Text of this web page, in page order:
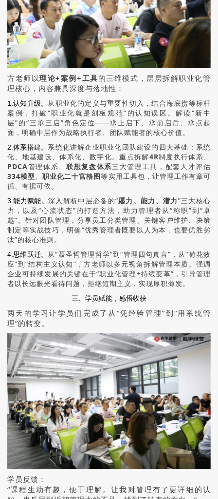
方老师以理论+案例+工具的三维模式，层层拆解职业化管
理核心，内容兼具深度与落地性：
1.认知升级。
从职业化的定义与重要性切入，结合海底捞等标杆
案例，打破“职业化就是刻板规范”的认知误区。解读“新中
层”的“三承三启”角色定位——承上启下、承前启后、承点起
面，明确中层作为战略执行者、团队赋能者的核心价值。
2.体系搭建。 系统化讲解企业职业化团队建设的四大基础：系统
化、地基建设、体系化、数字化。重点拆解4R制度执行体系、
PDCA管理体系、 联想复盘体系三大管理工具，配套人才评估
334模型
、职业化二十宫格图等实用工具包，让管理工作有章可
循、有据可依。
3.能力赋能。 深入解析中层必备的“愿力、能力、潜力”三大核心
力，以及“心流状态”的打造方法，助力管理者从“称职”到“卓
越”。针对团队管理，分享员工分类管理、关键客户维护、决策
制定等实战技巧，明确“优秀管理者既要以人为本，也要优胜劣
汰”的核心准则。
4.思维跃迁。
从“聂圣哲管理哲学”到“管理四句真言”，从“荷花效
应”到“结构主义认知”，方老师以多元视角拆解管理本质。强调
企业可持续发展的关键在于“职业化管理+持续变革”，引导管理
者以长远眼光看待问题，拒绝短期主义，实现厚积薄发。
三、学员赋能，感悟收获
两天的学习让学员们完成了从“凭经验管理”到“用系统管
理”的转变。
学员反馈：
“课程生动有趣，便于理解。让我对管理有了更详细的认